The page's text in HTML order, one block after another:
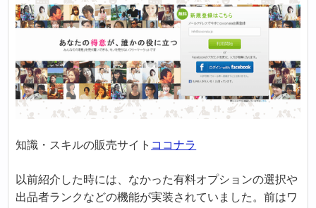
知識・スキルの販売サイト ココナラ
以前紹介した時には、なかった有料オプションの選択や
出品者ランクなどの機能が実装されていました。前はワ